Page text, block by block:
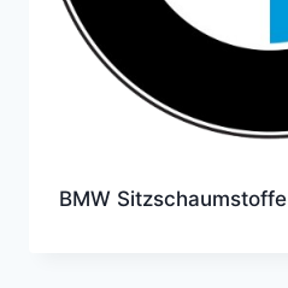
BMW Sitzschaumstoffe